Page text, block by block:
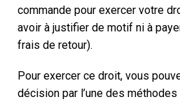
commande pour exercer votre
avoir à justifier de motif ni à
frais de retour).
Pour exercer ce droit, vous
décision par l’une des